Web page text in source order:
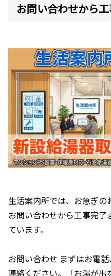
お問い合わせから
生活案内所では、お急ぎの
お問い合わせから工事完
ています。
お問い合わせ まずはお電
連絡ください。「お湯が出